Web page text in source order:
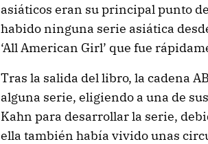
asiáticos eran su principal punto
habido ninguna serie asiática
‘All American Girl’ que fue
Tras la salida del libro, la cadena
alguna serie, eligiendo a una de
Kahn para desarrollar la serie,
ella también había vivido unas